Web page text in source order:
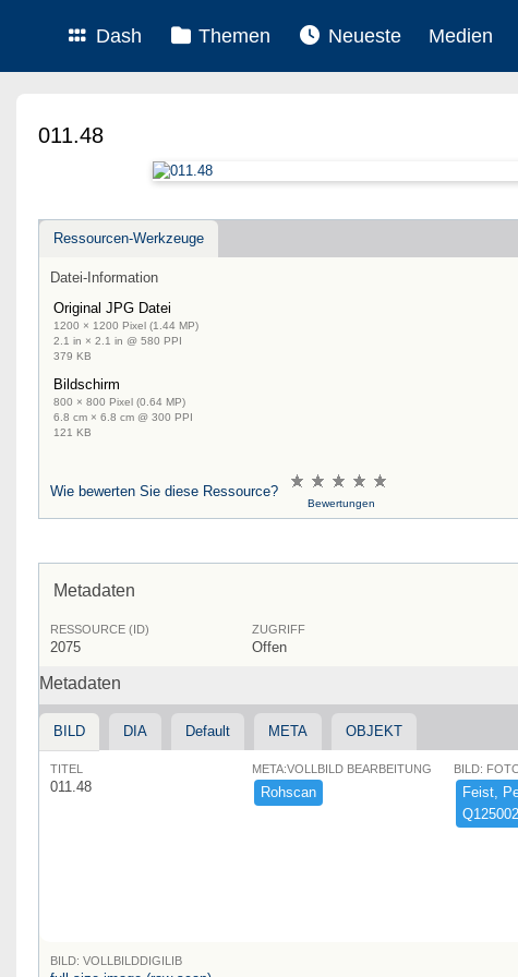
Dash Themen Neueste Medien
011.48
Ressourcen-Werkzeuge
Datei-Information
Original JPG Datei
1200 × 1200 Pixel (1.44 MP)
2.1 in × 2.1 in @ 580 PPI
379 KB
Bildschirm
800 × 800 Pixel (0.64 MP)
6.8 cm × 6.8 cm @ 300 PPI
121 KB
Wie bewerten Sie diese Ressource?
Bewertungen
Metadaten
RESSOURCE (ID)
2075
ZUGRIFF
Offen
Metadaten
BILD DIA Default META OBJEKT
TITEL
011.48
META:VOLLBILD BEARBEITUNG
Rohscan
BILD:
Feist,​
BILD: VOLLBILDDIGILIB